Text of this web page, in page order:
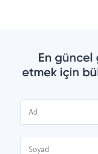
En
etmek için